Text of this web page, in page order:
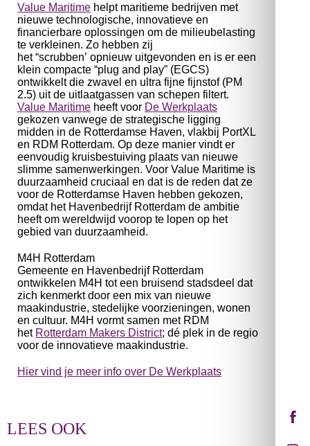
Value Maritime helpt maritieme bedrijven met
nieuwe technologische, innovatieve en
financierbare oplossingen om de milieubelasting
te verkleinen. Zo hebben zij
het “scrubben’ opnieuw uitgevonden en is er een
klein compacte “plug and play” (EGCS)
ontwikkelt die zwavel en ultra fijne fijnstof (PM
2.5) uit de uitlaatgassen van schepen filtert.
Value Maritime heeft voor De Werkplaats
gekozen vanwege de strategische ligging
midden in de Rotterdamse Haven, vlakbij PortXL
en RDM Rotterdam. Op deze manier vindt er
eenvoudig kruisbestuiving plaats van nieuwe
slimme samenwerkingen. Voor Value Maritime is
duurzaamheid cruciaal en dat is de reden dat ze
voor de Rotterdamse Haven hebben gekozen,
omdat het Havenbedrijf Rotterdam de ambitie
heeft om wereldwijd voorop te lopen op het
gebied van duurzaamheid.
M4H Rotterdam
Gemeente en Havenbedrijf Rotterdam
ontwikkelen M4H tot een bruisend stadsdeel dat
zich kenmerkt door een mix van nieuwe
maakindustrie, stedelijke voorzieningen, wonen
en cultuur. M4H vormt samen met RDM
het Rotterdam Makers District; dé plek in de regio
voor de innovatieve maakindustrie.
Hier vind je meer info over De Werkplaats
LEES OOK